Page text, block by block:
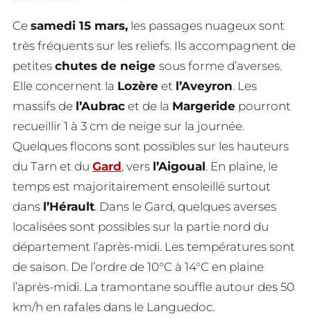
Ce samedi 15 mars, les passages nuageux sont
très fréquents sur les reliefs. Ils accompagnent de
petites chutes de neige sous forme d’averses.
Elle concernent la Lozère et l’Aveyron. Les
massifs de l’Aubrac et de la Margeride pourront
recueillir 1 à 3 cm de neige sur la journée.
Quelques flocons sont possibles sur les hauteurs
du Tarn et du Gard, vers l’Aigoual. En plaine, le
temps est majoritairement ensoleillé surtout
dans l’Hérault. Dans le Gard, quelques averses
localisées sont possibles sur la partie nord du
département l’après-midi. Les températures sont
de saison. De l’ordre de 10°C à 14°C en plaine
l’après-midi. La tramontane souffle autour des 50
km/h en rafales dans le Languedoc.